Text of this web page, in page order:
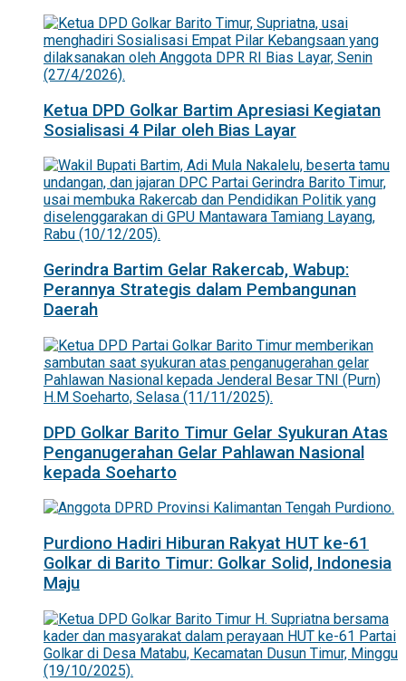
Ketua DPD Golkar Bartim Apresiasi Kegiatan
Sosialisasi 4 Pilar oleh Bias Layar
Gerindra Bartim Gelar Rakercab, Wabup:
Perannya Strategis dalam Pembangunan
Daerah
DPD Golkar Barito Timur Gelar Syukuran Atas
Penganugerahan Gelar Pahlawan Nasional
kepada Soeharto
Purdiono Hadiri Hiburan Rakyat HUT ke-61
Golkar di Barito Timur: Golkar Solid, Indonesia
Maju